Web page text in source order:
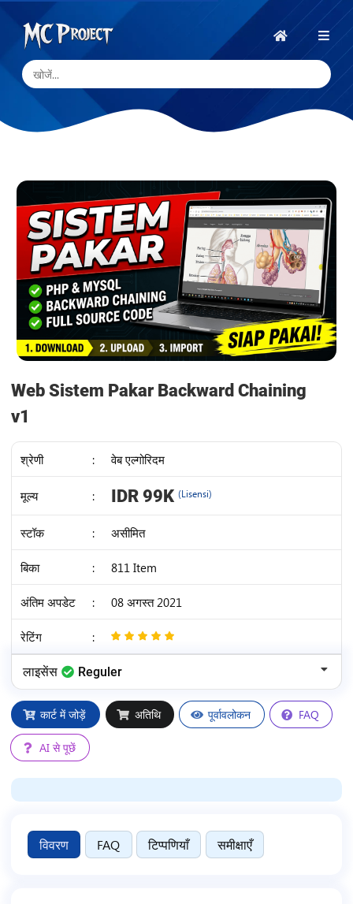
होम
Web Sistem Pakar Backward Chaining
v1
श्रेणी : वेब एल्गोरिदम
मूल्य : IDR 99K (Lisensi)
स्टॉक : असीमित
बिका : 811 Item
अंतिम अपडेट : 08 अगस्त 2021
रेटिंग :
/
लाइसेंस Reguler
कार्ट में जोड़ें अतिथि पूर्वावलोकन FAQ
AI से पूछें
विवरण FAQ टिप्पणियाँ समीक्षाएँ
Project
Official
Store
डिजिटल
स्टोर
फ्रीलांस
सेवाएँ